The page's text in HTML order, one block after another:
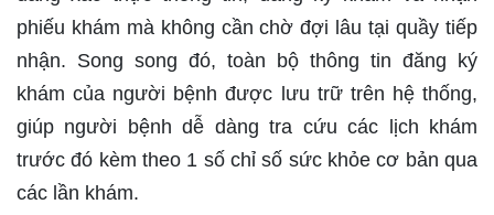
phiếu khám mà không cần chờ đợi lâu tại quầy tiếp
nhận. Song song đó, toàn bộ thông tin đăng ký
khám của người bệnh được lưu trữ trên hệ thống,
giúp người bệnh dễ dàng tra cứu các lịch khám
trước đó kèm theo 1 số chỉ số sức khỏe cơ bản qua
các lần khám.